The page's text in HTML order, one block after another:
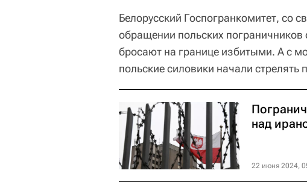
Белорусский Госпогранкомитет, со
обращении польских
бросают на границе избитыми. А с
польские силовики начали
над
22 июня 2024,